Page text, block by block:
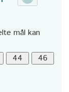
mål kan